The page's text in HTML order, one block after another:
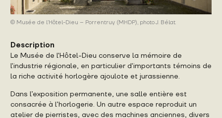
© Musée de l’Hôtel-Dieu – Porrentruy (MHDP), photo J. Bélat.
Description
Le Musée de l'Hôtel-Dieu conserve la mémoire de
l'industrie régionale, en particulier d'importants témoins de
la riche activité horlogère ajoulote et jurassienne.
Dans l’exposition permanente, une salle entière est
consacrée à l’horlogerie. Un autre espace reproduit un
atelier de pierristes, avec des machines anciennes, divers